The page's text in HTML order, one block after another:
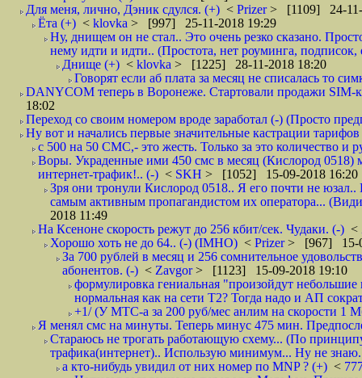
Для меня, лично, Дэник сдулся. (+) < Prizer> [1109] 24-11-
Ёта (+) < klovka > [997] 25-11-2018 19:29
Ну, днищем он не стал.. Это очень резко сказано.
нему идти и идти.. (Простота, нет роуминга,
Днище (+) < klovka > [1225] 28-11-2018 18:20
Говорят если аб плата за месяц не списалась то
DANYCOM теперь в Воронеже. Стартовали продажи SIM-
18:02
Переход со своим номером вроде заработал (-) (Просто
Ну вот и начались первые значительные кастрации
с 500 на 50 СМС,- это жесть. Только за это количество и
Воры. Украденные ими 450 смс в месяц (Кислород 0518)
интернет-трафик!.. (-) < SKH > [1052] 15-09-2018 16:20
Зря они тронули Кислород 0518.. Я его почти не
самым активным пропагандистом их оператора...
2018 11:49
На Ксеноне скорость режут до 256 кбит/сек. Чудаки. (-) <
Хорошо хоть не до 64.. (-) (IMHO) < Prizer> [967] 15-
За 700 рублей в месяц и 256 сомнительное
абонентов. (-) < Zavgor> [1123] 15-09-2018 19:10
формулировка гениальная "произойдут небольшие
нормальная как на сети Т2? Тогда надо и АП
+1/ (У МТС-а за 200 руб/мес анлим на скорости 1
Я менял смс на минуты. Теперь минус 475 мин.
Стараюсь не трогать работающую схему... (По
трафика(интернет).. Использую минимум... Ну не
а кто-нибудь увидил от них номер по MNP ? (+) <